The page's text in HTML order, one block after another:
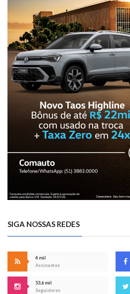
SIGA NOSSAS REDES
4 mil
Assinantes
53,6 mil
Seguidores